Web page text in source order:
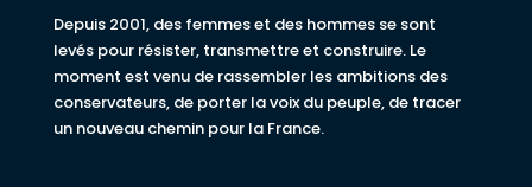
Depuis 2001, des femmes et des hommes se sont
levés pour résister, transmettre et construire. Le
moment est venu de rassembler les ambitions des
conservateurs, de porter la voix du peuple, de tracer
un nouveau chemin pour la France.